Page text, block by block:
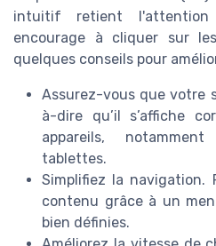
intuitif retient
encourage à cliquer sur
quelques conseils pour
Assurez-vous que votre
à-dire qu’il s’affiche
appareils,
tablettes.
Simplifiez la navigation.
contenu grâce à un
bien définies.